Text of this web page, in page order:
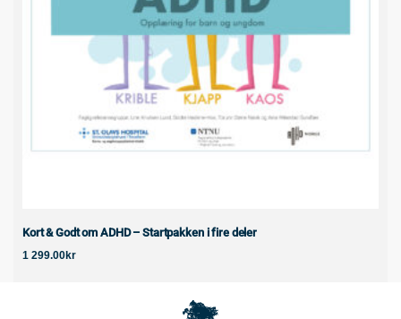
Kort & Godt om ADHD – Startpakken i fire deler
1 299.00kr